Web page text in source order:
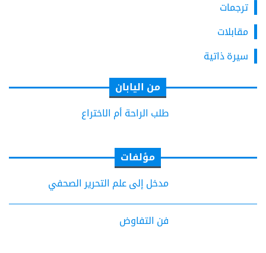
ترجمات
مقابلات
سيرة ذاتية
من اليابان
طلب الراحة أم الاختراع
مؤلفات
مدخل إلى علم التحرير الصحفي
فن التفاوض